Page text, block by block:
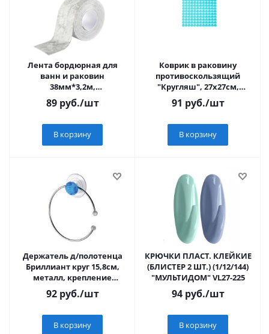
Лента бордюрная для
ванн и раковин
38мм*3,2м,
самоклеящаяся, арт.BZ-
9306
89руб./шт
В корзину
Коврик в раковину
противоскользящий
"Кругляш", 27x27см,
28х28см, 4 цвета VETTA
91 руб./шт
В корзину
Держатель д/полотенца
Бриллиант круг 15,8см,
металл, крепление
присоска, Рыжий Кот
W2508E 311458
92руб./шт
В корзину
КРЮЧКИ ПЛАСТ. КЛЕЙКИЕ
(БЛИСТЕР 2 ШТ.) (1/12/144)
"МУЛЬТИДОМ" VL27-225
94руб./шт
В корзину